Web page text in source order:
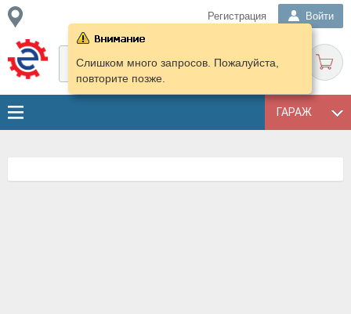
Регистрация Войти
ГАРАЖ
Слишком много запросов. Пожалуйста,
повторите позже.